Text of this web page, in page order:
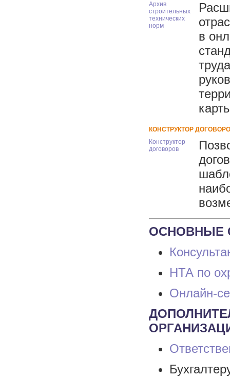
Архив
строительных
технических
норм
в
КОНСТРУКТОР
Конструктор
договоров
ОСНОВНЫЕ
НТА по
Онлайн-